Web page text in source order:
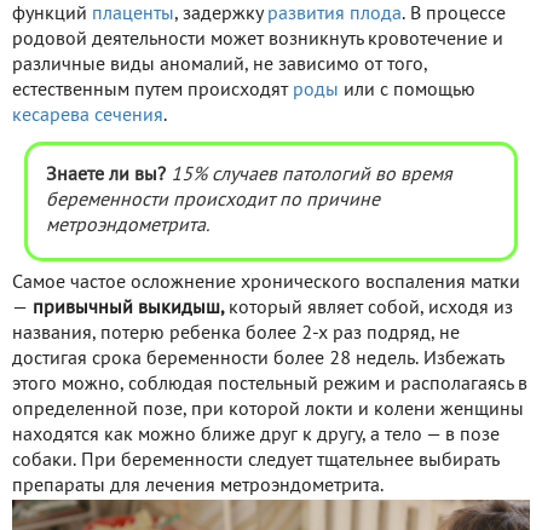
функций плаценты, задержку развития плода. В процессе
родовой деятельности может возникнуть кровотечение и
различные виды аномалий, не зависимо от того,
естественным путем происходят роды или с помощью
кесарева сечения.
Знаете ли вы? 15% случаев патологий во время
беременности происходит по причине
метроэндометрита.
Самое частое осложнение хронического воспаления матки
— привычный выкидыш,который являет собой, исходя из
названия, потерю ребенка более 2-х раз подряд, не
достигая срока беременности более 28 недель. Избежать
этого можно, соблюдая постельный режим и располагаясь в
определенной позе, при которой локти и колени женщины
находятся как можно ближе друг к другу, а тело — в позе
собаки. При беременности следует тщательнее выбирать
препараты для лечения метроэндометрита.